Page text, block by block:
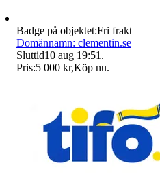
Badge på objektet:Fri frakt
Domännamn: clementin.se
Sluttid10 aug 19:51 .
Pris:5 000 kr,Köp nu.